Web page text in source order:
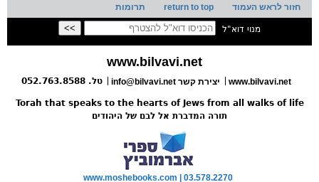
חזור לראש העמוד return to top תרומות
מנוי דוא"ל
www.bilvavi.net
www.bilvavi.net info@bilvavi.net יצירת קשר טל. 052.763.8588
Torah that speaks to the hearts of Jews from all walks of life
תורה המדברת אל לבם של היהודים
www.moshebooks.com | 03.578.2270